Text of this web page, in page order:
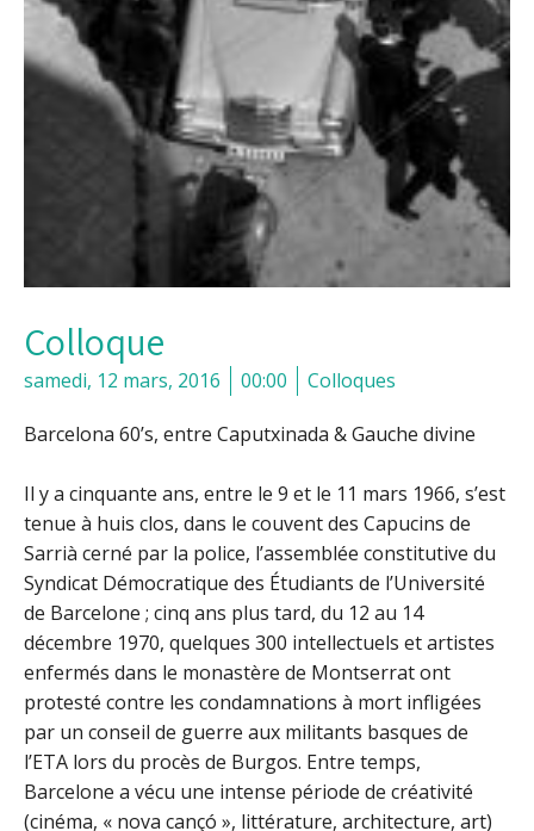
Colloque
samedi, 12 mars, 2016 00:00 Colloques
Barcelona 60’s, entre Caputxinada & Gauche divine
Il y a cinquante ans, entre le 9 et le 11 mars 1966, s’est
tenue à huis clos, dans le couvent des Capucins de
Sarrià cerné par la police, l’assemblée constitutive du
Syndicat Démocratique des Étudiants de l’Université
de Barcelone ; cinq ans plus tard, du 12 au 14
décembre 1970, quelques 300 intellectuels et artistes
enfermés dans le monastère de Montserrat ont
protesté contre les condamnations à mort infligées
par un conseil de guerre aux militants basques de
l’ETA lors du procès de Burgos. Entre temps,
Barcelone a vécu une intense période de créativité
(cinéma, « nova cançó », littérature, architecture, art)